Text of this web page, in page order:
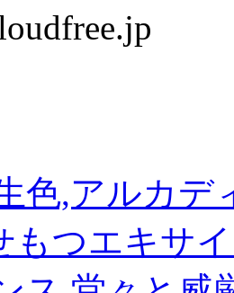
色,アルカ
もつエキサ